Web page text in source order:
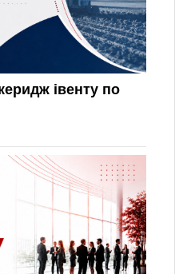
івенту по